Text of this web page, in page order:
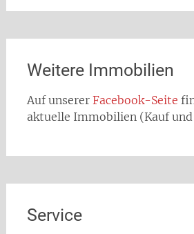
Weitere Immobilien
Auf unserer Facebook-Seite
aktuelle Immobilien (Kauf
Service